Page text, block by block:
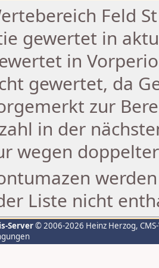
Feld
gewertet in
in
gewertet, da
zur
in der
wegen
Liste nicht
Server© 2006-2026 Heinz Herzog,